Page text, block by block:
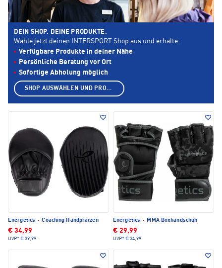
Energetics · Coaching Handpratzen
€ 34,99
UVP* € 39,99
Energetics · MMA Boxhandschuh
€ 29,99
UVP* € 34,99
DEIN SHOP. DEINE PRODUKTE.
Wähle jetzt deinen INTERSPORT Shop aus und erhalte:
Verfügbare Produkte in deiner Nähe
Persönliche Beratung vor Ort
Sofortige Abholung möglich
SHOP AUSWÄHLEN UND PRODUKTE ANZEIGEN